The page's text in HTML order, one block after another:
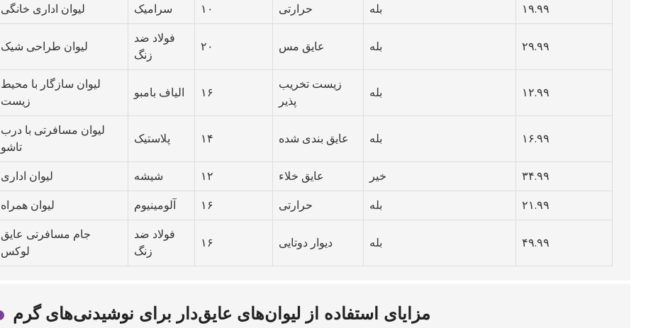
لیوان اداری خانگی سرامیک ۱۰ حرارتی بله ۱۹.۹۹
لیوان طراحی شیک
فولاد ضد
زنگ
۲۰ عایق مس بله ۲۹.۹۹
لیوان سازگار با محیط
زیست
الیاف بامبو ۱۶
زیست تخریب
پذیر
بله ۱۲.۹۹
لیوان مسافرتی با درب
تاشو
پلاستیک ۱۴ عایق بندی شده بله ۱۶.۹۹
لیوان اداری شیشه ۱۲ عایق خلاء خیر
۳۴.۹۹
لیوان همراه
آلومینیوم ۱۶ حرارتی بله
۲۱.۹۹
جام مسافرتی عایق
لوکس
فولاد ضد
زنگ
۱۶ دیوار دوتایی بله ۴۹.۹۹
مزایای استفاده از لیوان‌های عایق‌دار برای نوشیدنی‌های گرم